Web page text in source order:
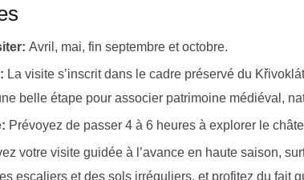
Avril, mai, fin septembre et octobre.
La visite s’inscrit dans le cadre préservé du
belle étape pour associer patrimoine médiéval,
Prévoyez de passer 4 à 6 heures à explorer le
votre visite guidée à l’avance en haute saison,
escaliers et des sols irréguliers, et profitez du fait